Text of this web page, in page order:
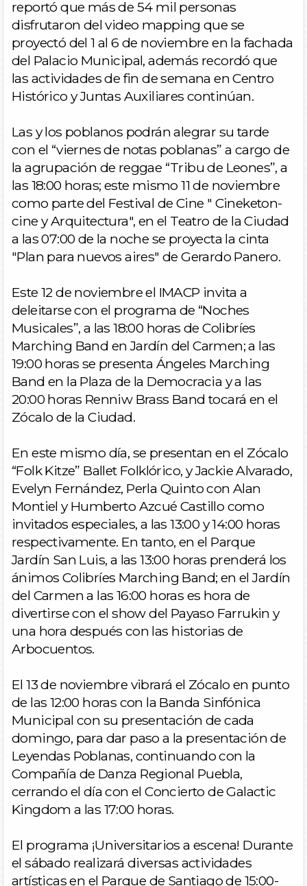
reportó que más de 54 mil personas
disfrutaron del video mapping que se
proyectó del 1 al 6 de noviembre en la fachada
del Palacio Municipal, además recordó que
las actividades de fin de semana en Centro
Histórico y Juntas Auxiliares continúan.
Las y los poblanos podrán alegrar su tarde
con el “viernes de notas poblanas” a cargo de
la agrupación de reggae “Tribu de Leones”, a
las 18:00 horas; este mismo 11 de noviembre
como parte del Festival de Cine " Cineketon-
cine y Arquitectura", en el Teatro de la Ciudad
a las 07:00 de la noche se proyecta la cinta
"Plan para nuevos aires" de Gerardo Panero.
Este 12 de noviembre el IMACP invita a
deleitarse con el programa de “Noches
Musicales”, a las 18:00 horas de Colibríes
Marching Band en Jardín del Carmen; a las
19:00 horas se presenta Ángeles Marching
Band en la Plaza de la Democracia y a las
20:00 horas Renniw Brass Band tocará en el
Zócalo de la Ciudad.
En este mismo día, se presentan en el Zócalo
“Folk Kitze” Ballet Folklórico, y Jackie Alvarado,
Evelyn Fernández, Perla Quinto con Alan
Montiel y Humberto Azcué Castillo como
invitados especiales, a las 13:00 y 14:00 horas
respectivamente. En tanto, en el Parque
Jardín San Luis, a las 13:00 horas prenderá los
ánimos Colibríes Marching Band; en el Jardín
del Carmen a las 16:00 horas es hora de
divertirse con el show del Payaso Farrukin y
una hora después con las historias de
Arbocuentos.
El 13 de noviembre vibrará el Zócalo en punto
de las 12:00 horas con la Banda Sinfónica
Municipal con su presentación de cada
domingo, para dar paso a la presentación de
Leyendas Poblanas, continuando con la
Compañía de Danza Regional Puebla,
cerrando el día con el Concierto de Galactic
Kingdom a las 17:00 horas.
El programa ¡Universitarios a escena! Durante
el sábado realizará diversas actividades
artísticas en el Parque de Santiago de 15:00-